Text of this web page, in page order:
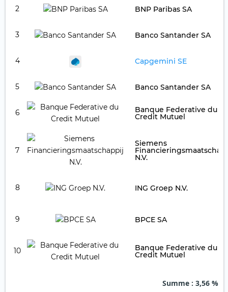
2 BNP Paribas SA
3 Banco Santander SA
4 Capgemini SE
5 Banco Santander SA
6 Banque Federative du
Credit Mutuel
7
Siemens
N.V.
8 ING Groep N.V.
9 BPCE SA
10 Banque Federative du
Credit Mutuel
Summe : 3,56 %